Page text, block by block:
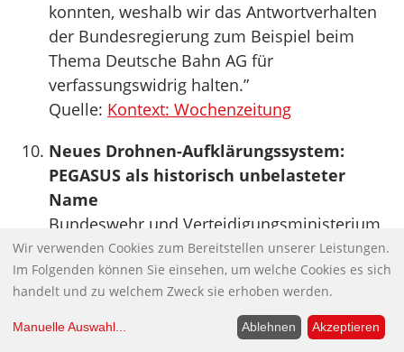
konnten, weshalb wir das Antwortverhalten
der Bundesregierung zum Beispiel beim
Thema Deutsche Bahn AG für
verfassungswidrig halten.”
Quelle: Kontext: Wochenzeitung
Neues Drohnen-Aufklärungssystem:
PEGASUS als historisch unbelasteter
Name
Bundeswehr und Verteidigungsministerium
haben bei der Namensgebung für ein
geplantes neues Aufklärungssystem der
Truppe den Strudel zwischen Scylla und
Charibdis, äh, zwischen martialischer
Benennung und technisch-kryptischer
Wir verwenden Cookies zum Bereitstellen unserer Leistungen.
Im Folgenden können Sie einsehen, um welche Cookies es sich
handelt und zu welchem Zweck sie erhoben werden.
Manuelle Auswahl... Ablehnen Akzeptieren